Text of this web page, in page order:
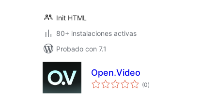
Init HTML
80+ instalaciones activas
Probado con 7.1
Open.Video
(0valoraciones
en
)